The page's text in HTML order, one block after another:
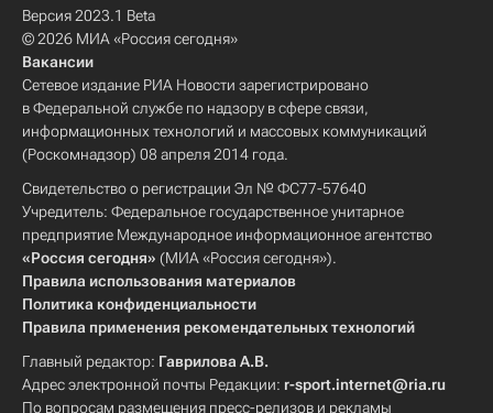
Версия 2023.1 Beta
© 2026 МИА «Россия сегодня»
Вакансии
Сетевое издание РИА Новости зарегистрировано
в Федеральной службе по надзору в сфере связи,
информационных технологий и массовых коммуникаций
(Роскомнадзор) 08 апреля 2014 года.
Свидетельство о регистрации Эл № ФС77-57640
Учредитель: Федеральное государственное унитарное
предприятие Международное информационное агентство
«Россия сегодня» (МИА «Россия сегодня»).
Правила использования материалов
Политика конфиденциальности
Правила применения рекомендательных технологий
Главный редактор: Гаврилова А.В.
Адрес электронной почты Редакции: r-sport.internet@ria.ru
По вопросам размещения пресс-релизов и рекламы